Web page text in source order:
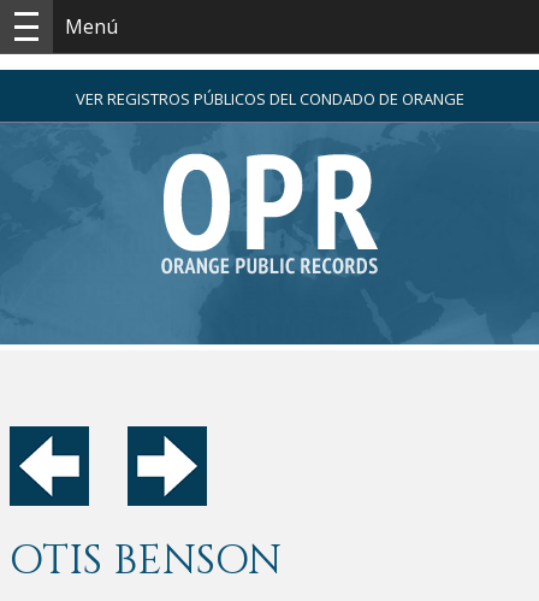
Menú
VER REGISTROS PÚBLICOS DEL CONDADO DE ORANGE
OTIS BENSON